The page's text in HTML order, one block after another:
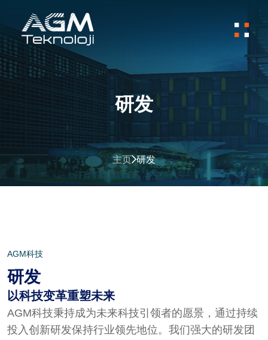
研发
主页 研发
AGM科技
研发
以科技变革重塑未来
AGM科技秉持成为未来科技引领者的愿景，通过持续
投入创新研发保持行业领先地位。我们强大的研发团